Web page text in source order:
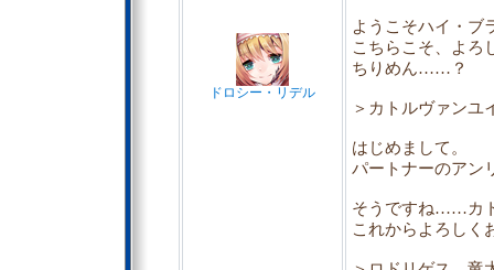
ドロシー・リデル
ようこそハイ・ブ
こちらこそ、よろ
ちりめん……？
＞カトルヴァン
はじめまして。
パートナーのアン
そうですね……カ
これからよろしく